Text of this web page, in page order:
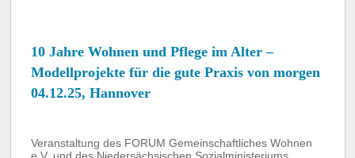
10 Jahre Wohnen und Pflege im Alter –
Modellprojekte für die gute Praxis von morgen
04.12.25, Hannover
Veranstaltung des FORUM Gemeinschaftliches Wohnen